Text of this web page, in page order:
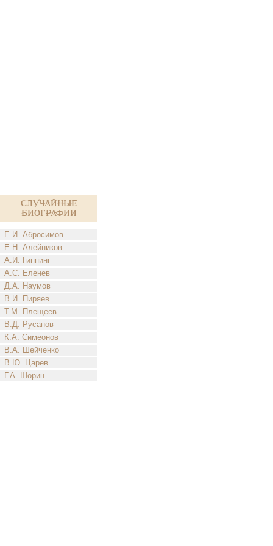
Случайные
биографии
Е.И. Абросимов
Е.Н. Алейников
А.И. Гиппинг
А.С. Еленев
Д.А. Наумов
В.И. Пиряев
Т.М. Плещеев
В.Д. Русанов
К.А. Симеонов
В.А. Шейченко
В.Ю. Царев
Г.А. Шорин